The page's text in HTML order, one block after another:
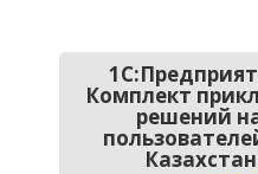
Комплект
решений